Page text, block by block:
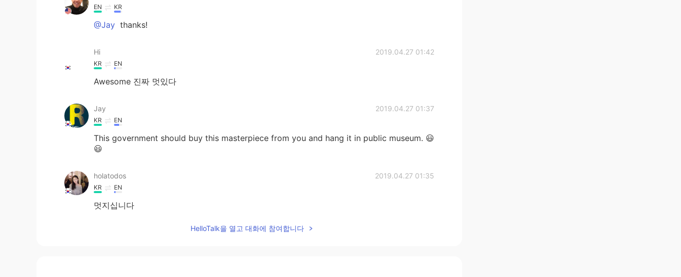
EN KR
@Jay thanks!
Hi 2019.04.27 01:42
KR EN
Awesome 진짜 멋있다
Jay 2019.04.27 01:37
KR EN
This government should buy this masterpiece from you and hang it in public museum. 😃
😃
holatodos 2019.04.27 01:35
KR EN
멋지십니다
HelloTalk을 열고 대화에 참여합니다